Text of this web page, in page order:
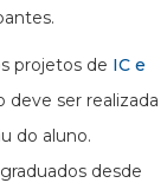
projetos de IC e
deve ser realizada
do aluno.
desde